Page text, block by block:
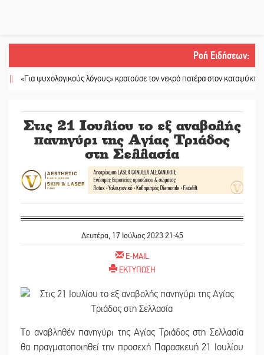
Ροή Ειδήσεων:
ψυχολογικούς λόγους» κρατούσε τον νεκρό πατέρα στον καταψύκτη ||
Στις 21 Ιουλίου το εξ αναβολής
πανηγύρι της Αγίας Τριάδος
στη Σελλασία
Δευτέρα, 17 Ιούλιος 2023 21:45
E-MAIL
ΕΚΤΥΠΩΣΗ
Το αναβληθέν πανηγύρι της Αγίας Τριάδος στη Σελλασία
θα πραγματοποιηθεί την προσεχή Παρασκευή 21 Ιουλίου